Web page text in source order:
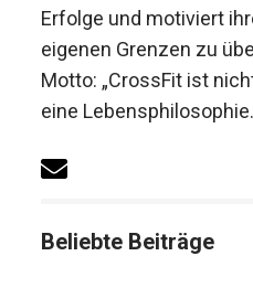
Erfolge und motiviert
eigenen Grenzen zu
Motto: „CrossFit ist
eine Lebensphilosophie.“
Beliebte Beiträge